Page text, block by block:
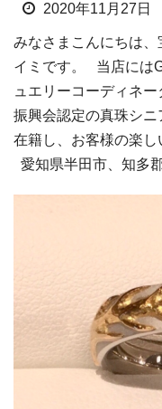
2020年11月27日
みなさまこんにちは
イミです。 当店には
ュエリーコーディネ
振興会認定の真珠シ
在籍し、お客様の楽し
愛知県半田市、知多